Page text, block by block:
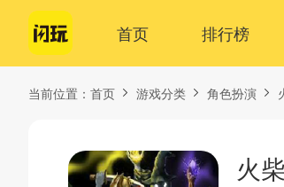
首页 排行榜
当前位置： 首页 游戏分类 角色扮演
火